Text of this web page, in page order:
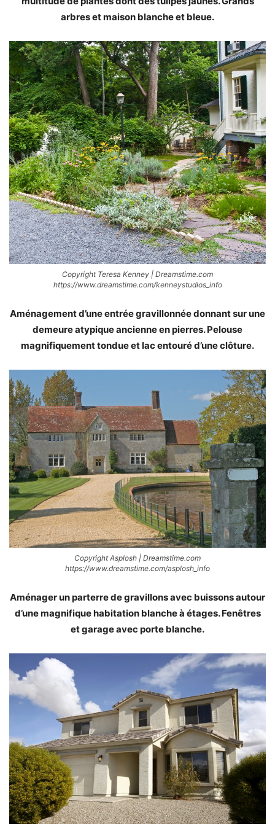
arbres et maison blanche et bleue.
Copyright Teresa Kenney | Dreamstime.com
https://www.dreamstime.com/kenneystudios_info
Aménagement d’une entrée gravillonnée donnant sur une
demeure atypique ancienne en pierres. Pelouse
magnifiquement tondue et lac entouré d’une clôture.
Copyright Asplosh | Dreamstime.com
https://www.dreamstime.com/asplosh_info
Aménager un parterre de gravillons avec buissons autour
d’une magnifique habitation blanche à étages. Fenêtres
et garage avec porte blanche.